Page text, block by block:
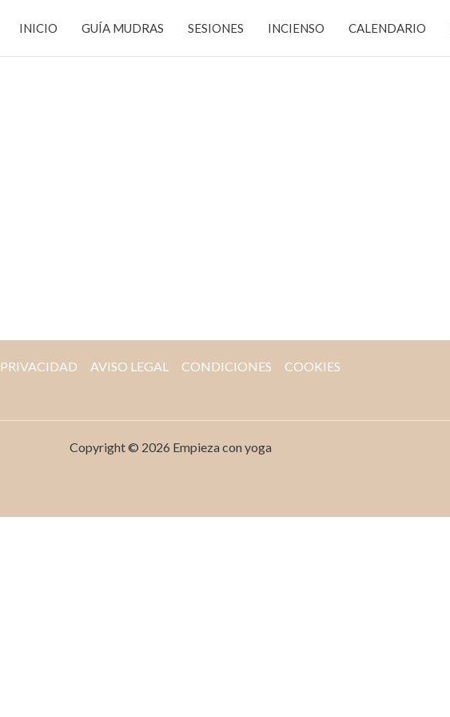
INICIO GUÍA MUDRAS SESIONES INCIENSO CALENDARIO
PRIVACIDAD AVISO LEGAL CONDICIONES COOKIES
Copyright © 2026 Empieza con yoga